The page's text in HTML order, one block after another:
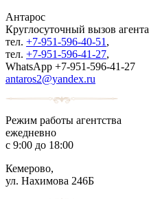
Антарос
Круглосуточный вызов агента
тел. +7-951-596-40-51 ,
тел. +7-951-596-41-27,
WhatsApp +7-951-596-41-27
antaros2@yandex.ru
Режим работы агентства
ежедневно
с 9:00 до 18:00
Кемерово,
ул. Нахимова 246Б